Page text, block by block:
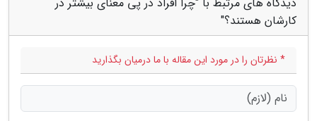
کارشان هستند؟"
* نظرتان را در مورد این مقاله با ما درمیان بگذارید